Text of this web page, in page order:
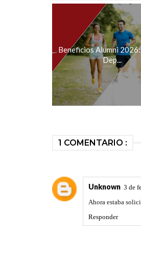
Beneficios Alumni
Dep...
1 COMENTARIO :
Unknown 3 de
Ahora estaba
Responder